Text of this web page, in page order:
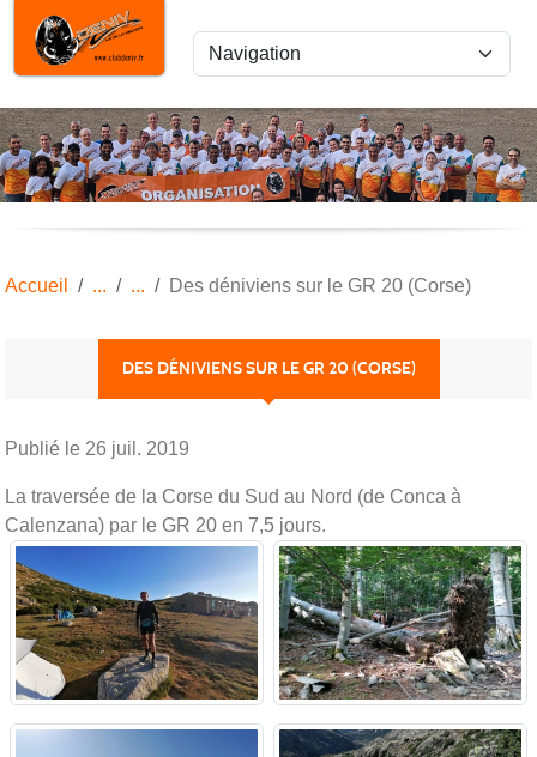
Accueil Des déniviens sur le GR 20 (Corse)
DES DÉNIVIENS SUR LE GR 20 (CORSE)
Publié le 26 juil. 2019
La traversée de la Corse du Sud au Nord (de Conca à
Calenzana) par le GR 20 en 7,5 jours.
Panneau de gestion des cookies